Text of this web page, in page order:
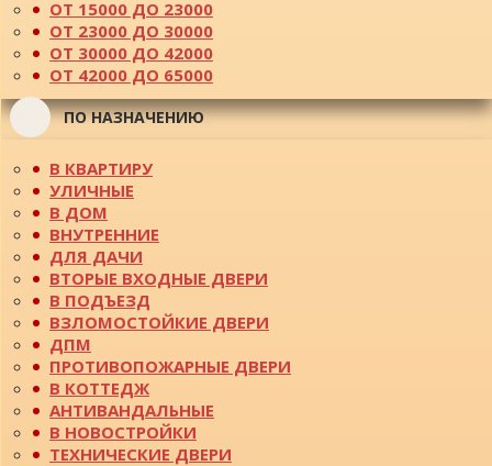
ОТ 15000 ДО 23000
ОТ 23000 ДО 30000
ОТ 30000 ДО 42000
ОТ 42000 ДО 65000
ПО НАЗНАЧЕНИЮ
В КВАРТИРУ
УЛИЧНЫЕ
В ДОМ
ВНУТРЕННИЕ
ДЛЯ ДАЧИ
ВТОРЫЕ ВХОДНЫЕ ДВЕРИ
В ПОДЪЕЗД
ВЗЛОМОСТОЙКИЕ ДВЕРИ
ДПМ
ПРОТИВОПОЖАРНЫЕ ДВЕРИ
В КОТТЕДЖ
АНТИВАНДАЛЬНЫЕ
В НОВОСТРОЙКИ
ТЕХНИЧЕСКИЕ ДВЕРИ